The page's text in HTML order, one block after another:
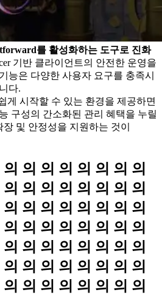
를 활성화하는 도구로 진화
기반 클라이언트의 안전한 운영을
능은 다양한 사용자 요구를 충족시
다.
게 시작할 수 있는 환경을 제공하면
구성의 간소화된 관리 혜택을 누릴
및 안정성을 지원하는 것이
의 의 의 의 의 의 의
의 의 의 의 의 의 의
의 의 의 의 의 의 의
의 의 의 의 의 의 의
의 의 의 의 의 의 의
의 의 의 의 의 의 의
의 의 의 의 의 의 의